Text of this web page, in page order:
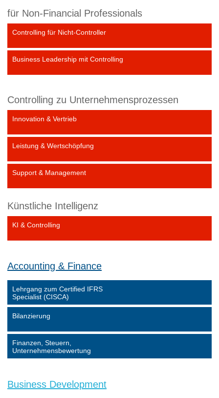
für Non-Financial Professionals
Controlling für Nicht-Controller
Business Leadership mit Controlling
Controlling zu Unternehmensprozessen
Innovation & Vertrieb
Leistung & Wertschöpfung
Support & Management
Künstliche Intelligenz
KI & Controlling
Accounting & Finance
Lehrgang zum Certified IFRS
Specialist (CISCA)
Bilanzierung
Finanzen, Steuern,
Unternehmensbewertung
Business Development